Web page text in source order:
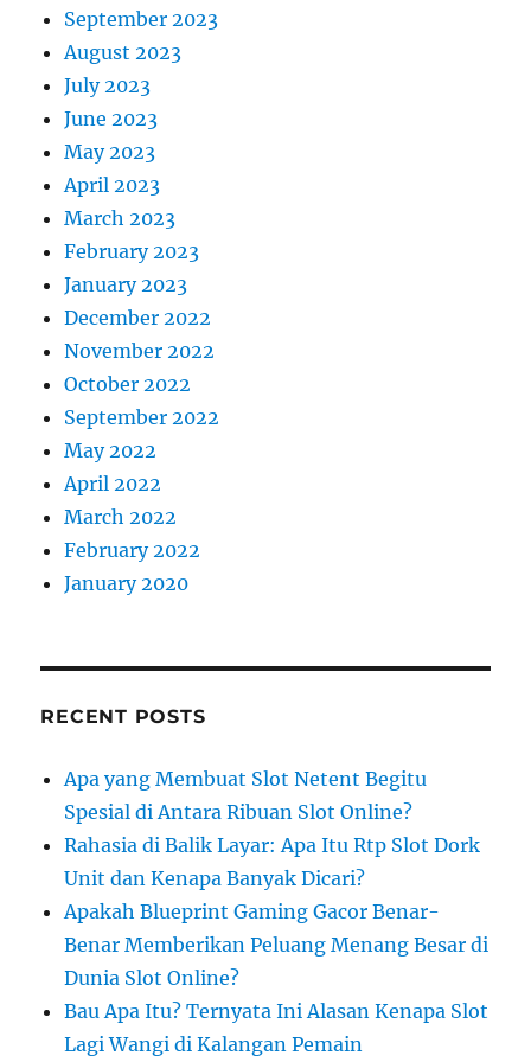
September 2023
August 2023
July 2023
June 2023
May 2023
April 2023
March 2023
February 2023
January 2023
December 2022
November 2022
October 2022
September 2022
May 2022
April 2022
March 2022
February 2022
January 2020
RECENT POSTS
Apa yang Membuat Slot Netent Begitu
Spesial di Antara Ribuan Slot Online?
Rahasia di Balik Layar: Apa Itu Rtp Slot Dork
Unit dan Kenapa Banyak Dicari?
Apakah Blueprint Gaming Gacor Benar-
Benar Memberikan Peluang Menang Besar di
Dunia Slot Online?
Bau Apa Itu? Ternyata Ini Alasan Kenapa Slot
Lagi Wangi di Kalangan Pemain